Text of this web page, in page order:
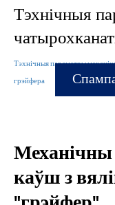
Тэхнічныя
Тэхнічныя параметры
грэйфера
каўш з